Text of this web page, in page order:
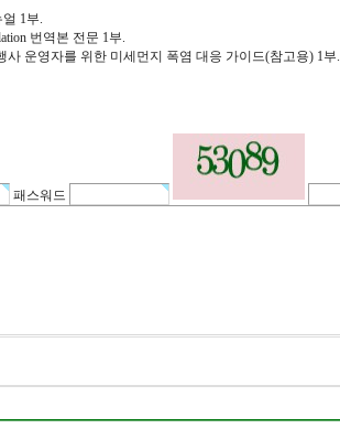
1부.
번역본 전문 1부.
운영자를 위한 미세먼지 폭염 대응 가이드(참고용) 1부.
패스워드